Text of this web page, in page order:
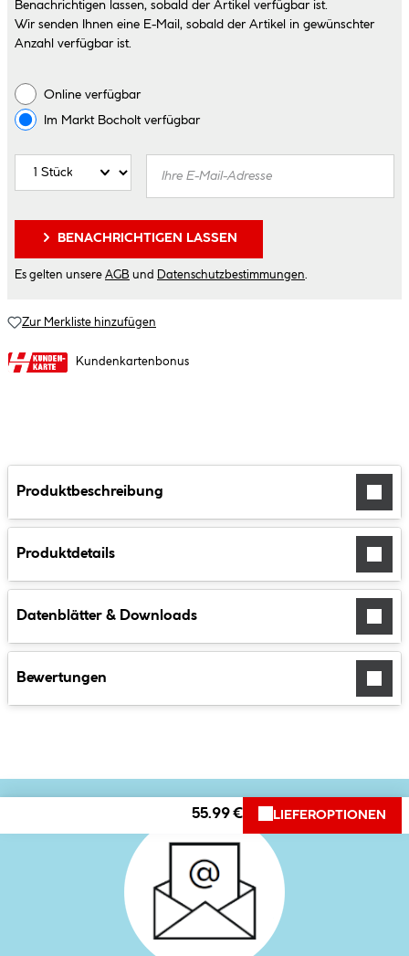
Benachrichtigen lassen, sobald der Artikel verfügbar ist.
Wir senden Ihnen eine E-Mail, sobald der Artikel in gewünschter
Anzahl verfügbar ist.
Online verfügbar
Im Markt Bocholtverfügbar
BENACHRICHTIGEN LASSEN
Es gelten unsere AGB und Datenschutzbestimmungen
Zur Merkliste hinzufügen
Kundenkartenbonus
Produktbeschreibung
Produktdetails
Datenblätter & Downloads
Bewertungen
55.99 € LIEFEROPTIONEN